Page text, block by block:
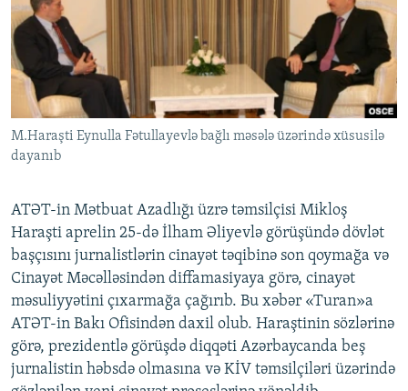
FOTOQALEREYA
İNFOQRAFIKA
KARIKATURA
OXU ZALI
AZƏRBAYCAN ƏDƏBIYYATI KITABXANASI
İSLAM VƏ DEMOKRATIYA
İZ - MƏDƏNIYYƏT PROQRAMI
HAQQIMIZDA
MISSIYAMIZ
PEŞƏ ETIKASI VƏ JURNALISTIKA STANDARTLARIMIZ
MATERIALLARIMIZDAN ISTIFADƏ
AZADLIQRADIOSU MOBIL TELEFONUNUZDA
XƏBƏR BÜLLETENLƏRIMIZ
BIZI IZLƏ
RFE/RL-in bütün saytları
M.Haraşti Eynulla Fətullayevlə bağlı məsələ üzərində xüsusilə
dayanıb
ATƏT-in Mətbuat Azadlığı üzrə təmsilçisi Mikloş
Haraşti aprelin 25-də İlham Əliyevlə görüşündə dövlət
başçısını jurnalistlərin cinayət təqibinə son qoymağa və
Cinayət Məcəlləsindən diffamasiyaya görə, cinayət
məsuliyyətini çıxarmağa çağırıb. Bu xəbər «Turan»a
ATƏT-in Bakı Ofisindən daxil olub. Haraştinin sözlərinə
görə, prezidentlə görüşdə diqqəti Azərbaycanda beş
jurnalistin həbsdə olmasına və KİV təmsilçiləri üzərində